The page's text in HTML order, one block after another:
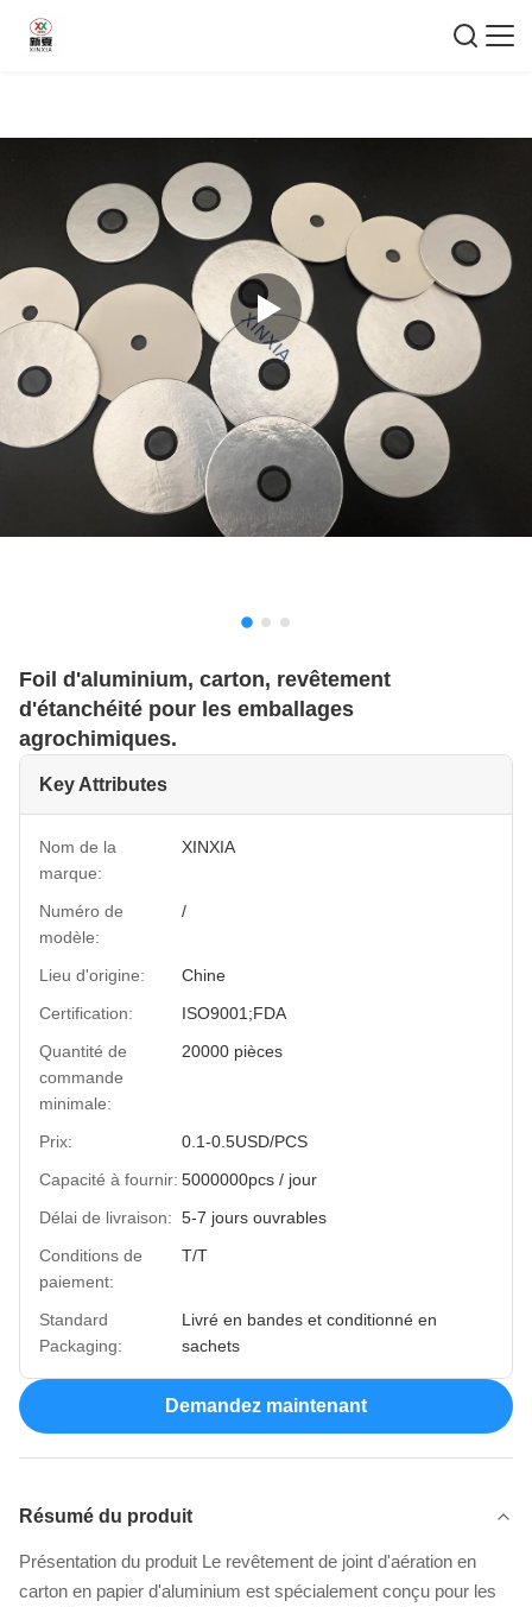
Foil d'aluminium, carton, revêtement
d'étanchéité pour les emballages
agrochimiques.
Key Attributes
Nom de la
marque:
XINXIA
Numéro de
modèle:
/
Lieu d'origine:
Chine
Certification:
ISO9001;FDA
Quantité de
commande
minimale:
20000 pièces
Prix:
0.1-0.5USD/PCS
Capacité à fournir: 5000000pcs / jour
Délai de livraison: 5-7 jours ouvrables
Conditions de
paiement:
T/T
Standard
Packaging:
Livré en bandes et conditionné en
sachets
Demandez maintenant
Résumé du produit
Présentation du produit Le revêtement de joint d'aération en
carton en papier d'aluminium est spécialement conçu pour les